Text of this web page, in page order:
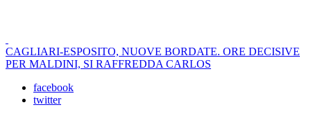
CAGLIARI-ESPOSITO, NUOVE BORDATE. ORE DECISIVE
PER MALDINI, SI RAFFREDDA CARLOS
facebook
twitter